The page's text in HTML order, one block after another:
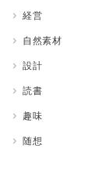
経営
自然素材
設計
読書
趣味
随想